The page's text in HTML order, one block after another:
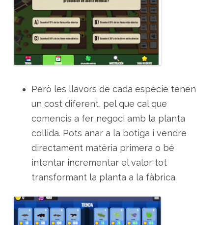
Però les llavors de cada espècie tenen
un cost diferent, pel que cal que
comencis a fer negoci amb la planta
collida. Pots anar a la botiga i vendre
directament matèria primera o bé
intentar incrementar el valor tot
transformant la planta a la fàbrica.